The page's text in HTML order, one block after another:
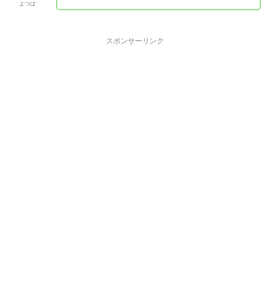
よつば
スポンサーリンク